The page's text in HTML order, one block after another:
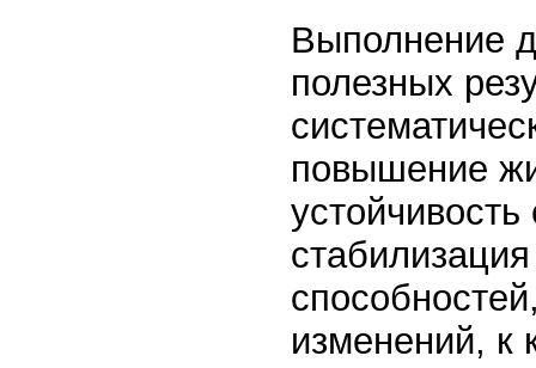
Выполнение
полезных
повышение
изменений, к